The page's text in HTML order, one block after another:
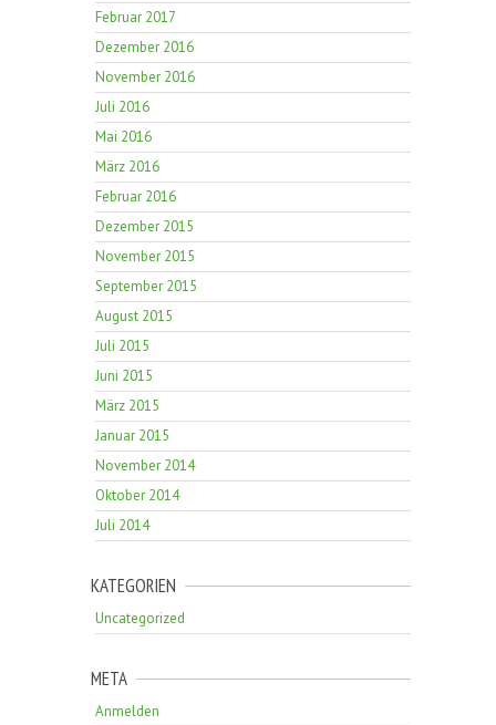
Februar 2017
Dezember 2016
November 2016
Juli 2016
Mai 2016
März 2016
Februar 2016
Dezember 2015
November 2015
September 2015
August 2015
Juli 2015
Juni 2015
März 2015
Januar 2015
November 2014
Oktober 2014
Juli 2014
KATEGORIEN
Uncategorized
META
Anmelden